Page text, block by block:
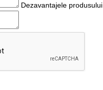
Dezavantajele produsului